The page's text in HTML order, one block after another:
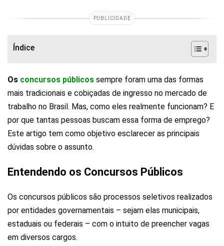
PUBLICIDADE
Índice
Os concursos públicos sempre foram uma das formas
mais tradicionais e cobiçadas de ingresso no mercado de
trabalho no Brasil. Mas, como eles realmente funcionam? E
por que tantas pessoas buscam essa forma de emprego?
Este artigo tem como objetivo esclarecer as principais
dúvidas sobre o assunto.
Entendendo os Concursos Públicos
Os concursos públicos são processos seletivos realizados
por entidades governamentais – sejam elas municipais,
estaduais ou federais – com o intuito de preencher vagas
em diversos cargos.